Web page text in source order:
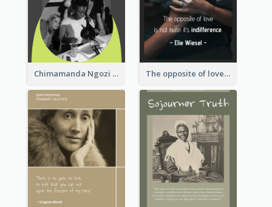
Chimamanda Ngozi Adichie Quote The opposite of love is not hate; it’s indifference. - Elie Wiesel